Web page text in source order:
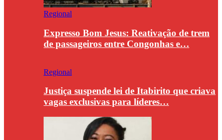
Regional
Expresso Bom Jesus: Reativação de trem
de passageiros entre Congonhas e…
Regional
Justiça suspende lei de Itabirito que criava
vagas exclusivas para líderes…